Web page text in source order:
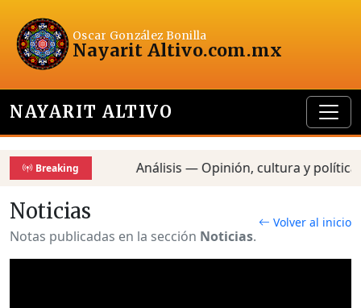
Oscar González Bonilla
Nayarit Altivo.com.mx
NAYARIT ALTIVO
Breaking Análisis — Opinión, cultura y política —
Noticias
Notas publicadas en la sección Noticias.
Volver al inicio